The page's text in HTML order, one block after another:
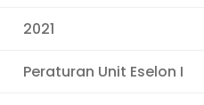
2021
Peraturan Unit Eselon I